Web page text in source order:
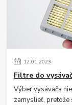
12.01.2023
Filtre do
Výber vysávača
zamyslieť,